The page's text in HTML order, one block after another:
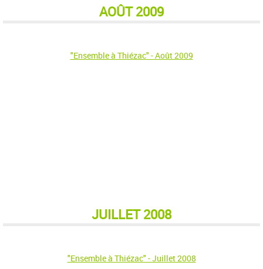
AOÛT 2009
"Ensemble à Thiézac" - Août 2009
JUILLET 2008
"Ensemble à Thiézac" - Juillet 2008